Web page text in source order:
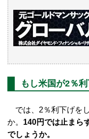
もし米国が2％
では、2％利下げを
か。 140円では止まら
でしょうか。